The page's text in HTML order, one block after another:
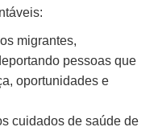
migrantes,
pessoas que
oportunidades e
cuidados de saúde de